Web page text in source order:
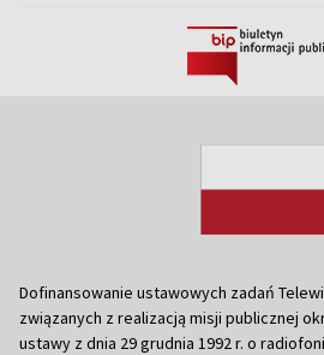
Dofinansowanie ustawowych zadań
związanych z realizacją misji publicznej
ustawy z dnia 29 grudnia 1992 r. o